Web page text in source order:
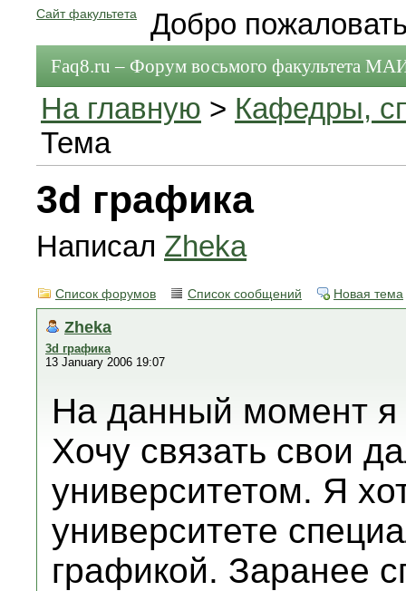
Сайт факультета Добро
Faq8.ru – Форум восьмого факультета
На главную > Кафедры,
Тема
3d графика
Написал Zheka
Список форумов Список сообщений Новая тема
Zheka
3d графика
13 January 2006 19:07
На данный момент я
Хочу связать свои
университетом. Я
университете
графикой. Заранее